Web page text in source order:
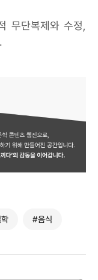
무단복제와 수정,
#음식